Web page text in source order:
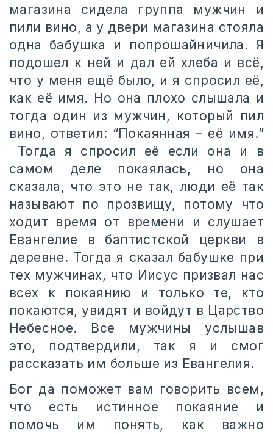
магазина сидела группа мужчин и
пили вино, а у двери магазина стояла
одна бабушка и попрошайничила. Я
подошел к ней и дал ей хлеба и всё,
что у меня ещё было, и я спросил её,
как её имя. Но она плохо слышала и
тогда один из мужчин, который пил
вино, ответил: “Покаянная – её имя.”
Тогда я спросил её если она и в
самом деле покаялась, но она
сказала, что это не так, люди её так
называют по прозвищу, потому что
ходит время от времени и слушает
Евангелие в баптистской церкви в
деревне. Тогда я сказал бабушке при
тех мужчинах, что Иисус призвал нас
всех к покаянию и только те, кто
покаются, увидят и войдут в Царство
Небесное. Все мужчины услышав
это, подтвердили, так я и смог
рассказать им больше из Евангелия.
Бог да поможет вам говорить всем,
что есть истинное покаяние и
помочь им понять, как важно